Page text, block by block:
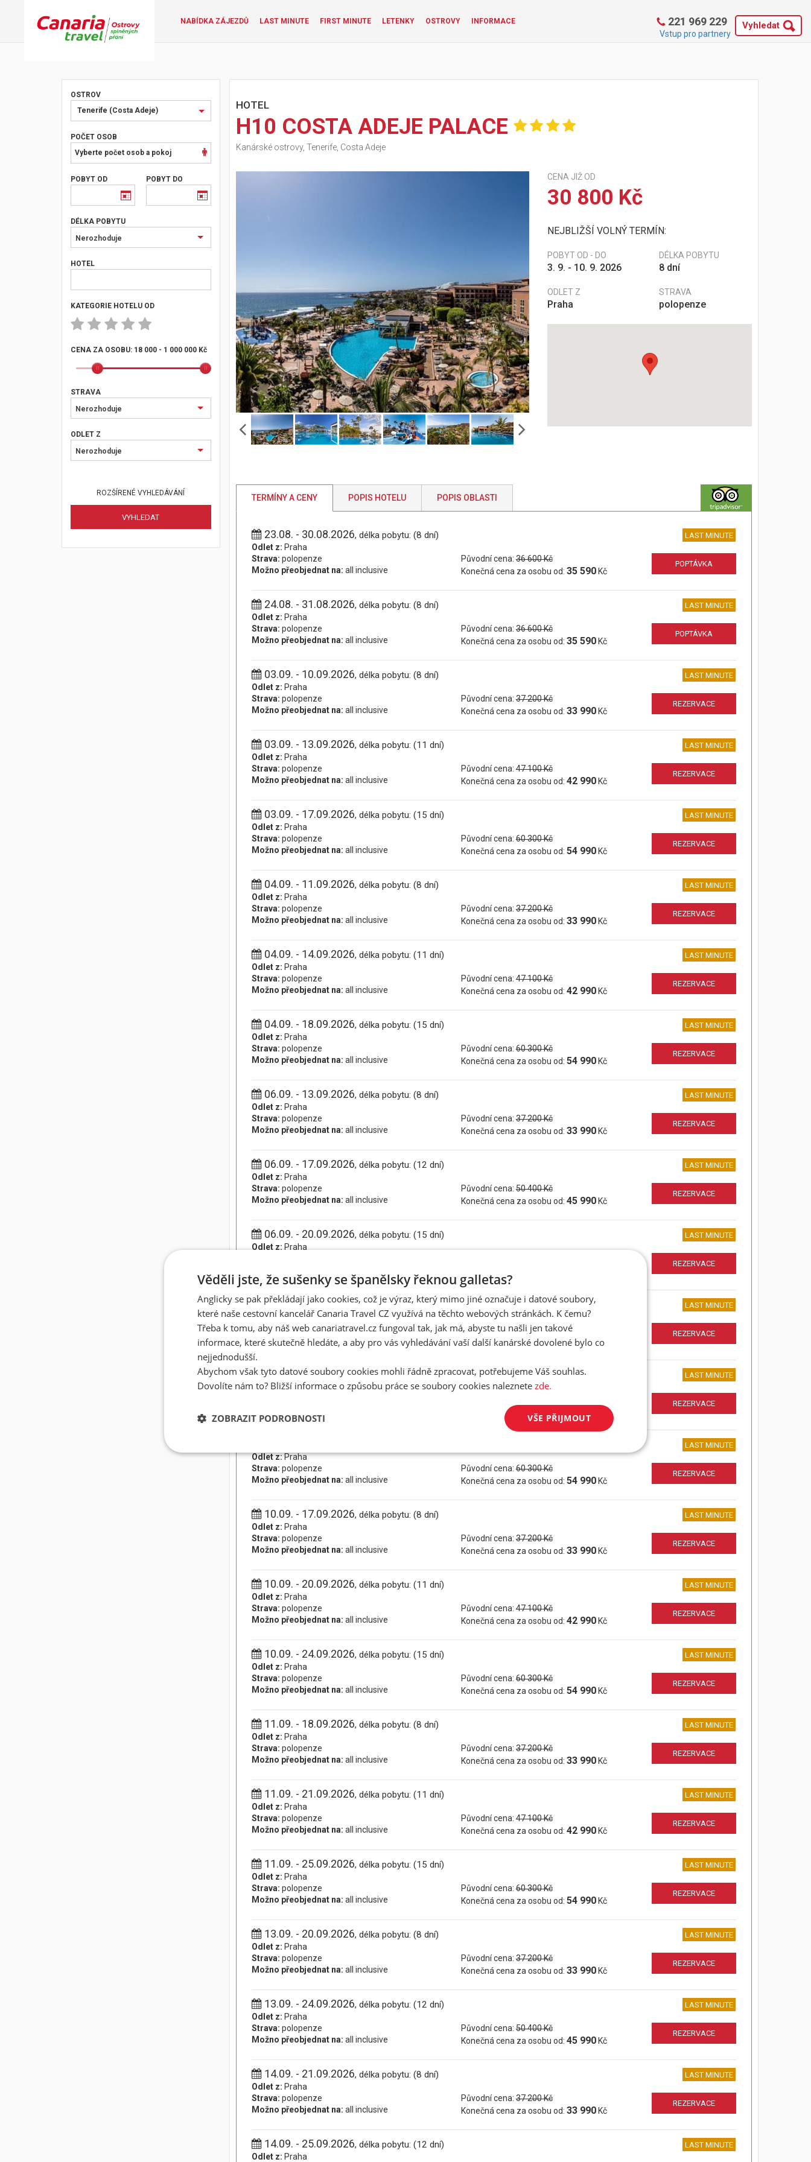
NABÍDKA ZÁJEZDŮ LAST MINUTE FIRST MINUTE LETENKY OSTROVY INFORMACE 221 969 229 Vyhledat
Vstup pro partnery
OSTROV
Vyberte
ostrov
nebo
oblast
Tenerife (Costa Adeje)
POČET OSOB
Vyberte počet osob a pokoj
POBYT OD POBYT DO
DÉLKA POBYTU
Nerozhoduje
HOTEL
KATEGORIE HOTELU OD
CENA ZA OSOBU: 18 000 - 1 000 000 Kč
STRAVA
Nerozhoduje
ODLET Z
Nerozhoduje
ROZŠÍRENÉ VYHLEDÁVÁNÍ
HOTEL
H10 COSTA ADEJE PALACE
Kanárské ostrovy, Tenerife, Costa Adeje
CENA JIŽ OD
30 800 Kč
NEJBLIŽŠÍ VOLNÝ TERMÍN:
POBYT OD - DO
3. 9. - 10. 9. 2026
DÉLKA POBYTU
8 dní
ODLET Z
Praha
STRAVA
polopenze
TERMÍNY A CENY POPIS HOTELU POPIS OBLASTI
23.08. - 30.08.2026, délka pobytu: (8 dní) LAST MINUTE
Odlet z: Praha
Strava: polopenze
Možno přeobjednat na: all inclusive
Původní cena:36 600 Kč
Konečná cena za osobu od: 35 590Kč
POPTÁVKA
24.08. - 31.08.2026, délka pobytu: (8 dní) LAST MINUTE
Odlet z: Praha
Strava: polopenze
Možno přeobjednat na: all inclusive
Původní cena:36 600 Kč
Konečná cena za osobu od: 35 590Kč
POPTÁVKA
03.09. - 10.09.2026, délka pobytu: (8 dní) LAST MINUTE
Odlet z: Praha
Strava: polopenze
Možno přeobjednat na: all inclusive
Původní cena:37 200 Kč
Konečná cena za osobu od: 33 990Kč
REZERVACE
03.09. - 13.09.2026, délka pobytu: (11 dní) LAST MINUTE
Odlet z: Praha
Strava: polopenze
Možno přeobjednat na: all inclusive
Původní cena:47 100 Kč
Konečná cena za osobu od: 42 990Kč
REZERVACE
03.09. - 17.09.2026, délka pobytu: (15 dní) LAST MINUTE
Odlet z: Praha
Strava: polopenze
Možno přeobjednat na: all inclusive
Původní cena:60 300 Kč
Konečná cena za osobu od: 54 990Kč
REZERVACE
04.09. - 11.09.2026, délka pobytu: (8 dní) LAST MINUTE
Odlet z: Praha
Strava: polopenze
Možno přeobjednat na: all inclusive
Původní cena:37 200 Kč
Konečná cena za osobu od: 33 990Kč
REZERVACE
04.09. - 14.09.2026, délka pobytu: (11 dní) LAST MINUTE
Odlet z: Praha
Strava: polopenze
Možno přeobjednat na: all inclusive
Původní cena:47 100 Kč
Konečná cena za osobu od: 42 990Kč
REZERVACE
04.09. - 18.09.2026, délka pobytu: (15 dní) LAST MINUTE
Odlet z: Praha
Strava: polopenze
Možno přeobjednat na: all inclusive
Původní cena:60 300 Kč
Konečná cena za osobu od: 54 990Kč
REZERVACE
06.09. - 13.09.2026, délka pobytu: (8 dní) LAST MINUTE
Odlet z: Praha
Strava: polopenze
Možno přeobjednat na: all inclusive
Původní cena:37 200 Kč
Konečná cena za osobu od: 33 990Kč
REZERVACE
06.09. - 17.09.2026, délka pobytu: (12 dní) LAST MINUTE
Odlet z: Praha
Strava: polopenze
Možno přeobjednat na: all inclusive
Původní cena:50 400 Kč
Konečná cena za osobu od: 45 990Kč
REZERVACE
06.09. - 20.09.2026, délka pobytu: (15 dní) LAST MINUTE
Odlet z: Praha
REZERVACE
07.09. - 14.09.2026, délka pobytu: (8 dní) LAST MINUTE
Odlet z:Praha
Strava:polopenze
Možno přeobjednat na: all inclusive
Původní cena:37 200 Kč
Konečná cena za osobu od:33 990Kč
REZERVACE
07.09. - 18.09.2026, délka pobytu: (12 dní) LAST MINUTE
Odlet z:Praha
Konečná cena za osobu od:
REZERVACE
LAST MINUTE
Odlet z:Praha
Strava: polopenze
Možno přeobjednat na: all inclusive
Původní cena:60 300 Kč
Konečná cena za osobu od: 54 990Kč
REZERVACE
10.09. - 17.09.2026, délka pobytu: (8 dní) LAST MINUTE
Odlet z: Praha
Strava: polopenze
Možno přeobjednat na: all inclusive
Původní cena:37 200 Kč
Konečná cena za osobu od: 33 990Kč
REZERVACE
10.09. - 20.09.2026, délka pobytu: (11 dní) LAST MINUTE
Odlet z: Praha
Strava: polopenze
Možno přeobjednat na: all inclusive
Původní cena:47 100 Kč
Konečná cena za osobu od: 42 990Kč
REZERVACE
10.09. - 24.09.2026, délka pobytu: (15 dní) LAST MINUTE
Odlet z: Praha
Strava: polopenze
Možno přeobjednat na: all inclusive
Původní cena:60 300 Kč
Konečná cena za osobu od: 54 990Kč
REZERVACE
11.09. - 18.09.2026, délka pobytu: (8 dní) LAST MINUTE
Odlet z: Praha
Strava: polopenze
Možno přeobjednat na: all inclusive
Původní cena:37 200 Kč
Konečná cena za osobu od: 33 990Kč
REZERVACE
11.09. - 21.09.2026, délka pobytu: (11 dní) LAST MINUTE
Odlet z: Praha
Strava: polopenze
Možno přeobjednat na: all inclusive
Původní cena:47 100 Kč
Konečná cena za osobu od: 42 990Kč
REZERVACE
11.09. - 25.09.2026, délka pobytu: (15 dní) LAST MINUTE
Odlet z: Praha
Strava: polopenze
Možno přeobjednat na: all inclusive
Původní cena:60 300 Kč
Konečná cena za osobu od: 54 990Kč
REZERVACE
13.09. - 20.09.2026, délka pobytu: (8 dní) LAST MINUTE
Odlet z: Praha
Strava: polopenze
Možno přeobjednat na: all inclusive
Původní cena:37 200 Kč
Konečná cena za osobu od: 33 990Kč
REZERVACE
13.09. - 24.09.2026, délka pobytu: (12 dní) LAST MINUTE
Odlet z: Praha
Strava: polopenze
Možno přeobjednat na: all inclusive
Původní cena:50 400 Kč
Konečná cena za osobu od: 45 990Kč
REZERVACE
14.09. - 21.09.2026, délka pobytu: (8 dní) LAST MINUTE
Odlet z: Praha
Strava: polopenze
Možno přeobjednat na: all inclusive
Původní cena:37 200 Kč
Konečná cena za osobu od: 33 990Kč
REZERVACE
14.09. - 25.09.2026, délka pobytu: (12 dní) LAST MINUTE
Odlet z: Praha
Věděli jste, že sušenky se španělsky řeknou galletas?
Anglicky se pak překládají jako cookies, což je výraz, který mimo jiné označuje i datové soubory,
které naše cestovní kancelář Canaria Travel CZ využívá na těchto webových stránkách. K čemu?
Třeba k tomu, aby náš web canariatravel.cz fungoval tak, jak má, abyste tu našli jen takové
informace, které skutečně hledáte, a aby pro vás vyhledávání vaší další kanárské dovolené bylo co
nejjednodušší.
Abychom však tyto datové soubory cookies mohli řádně zpracovat, potřebujeme Váš souhlas.
Dovolíte nám to? Bližší informace o způsobu práce se soubory cookies naleznete zde.
VŠE PŘIJMOUT
ZOBRAZIT PODROBNOSTI